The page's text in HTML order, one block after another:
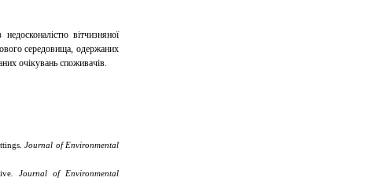
вітчизняної
середовища, одержаних
очікувань споживачів.
Journal of Environmental
. Journal of Environmental